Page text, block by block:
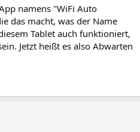
namens "WiFi Auto
das macht, was der Name
Tablet auch funktioniert,
Jetzt heißt es also Abwarten